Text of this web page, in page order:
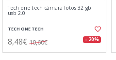
Tech one tech cámara fotos 32 gb
usb 2.0
TECH ONE TECH
8,48€ 10,60€ - 20%